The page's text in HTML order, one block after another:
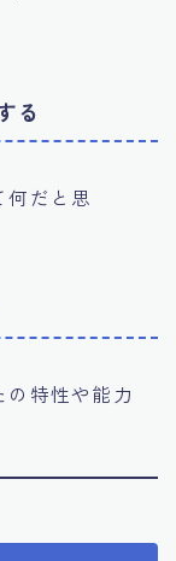
る
何だと思
の特性や能力